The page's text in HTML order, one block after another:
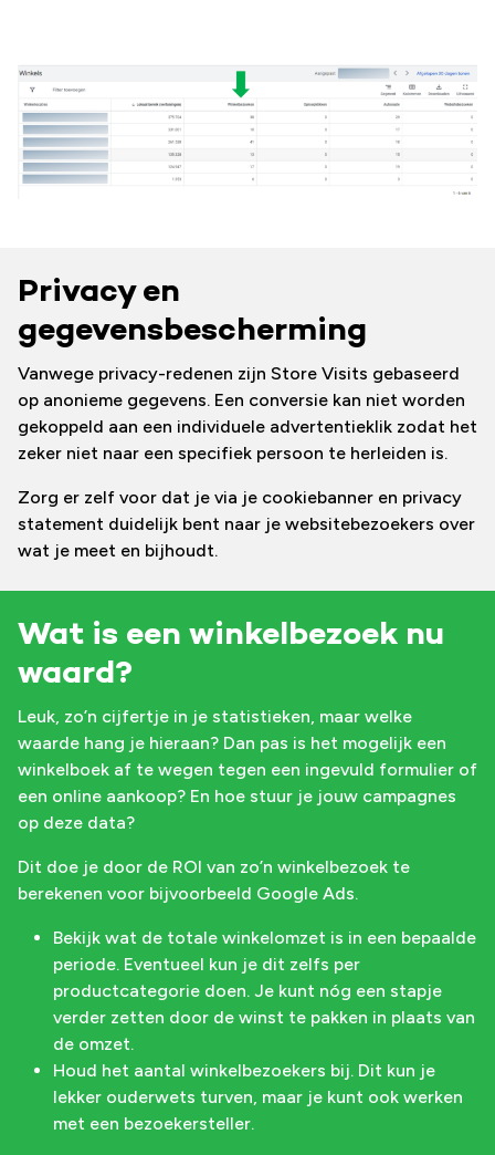
Privacy en
gegevensbescherming
Vanwege privacy-redenen zijn Store Visits gebaseerd
op anonieme gegevens. Een conversie kan niet worden
gekoppeld aan een individuele advertentieklik zodat het
zeker niet naar een specifiek persoon te herleiden is.
Zorg er zelf voor dat je via je cookiebanner en privacy
statement duidelijk bent naar je websitebezoekers over
wat je meet en bijhoudt.
Wat is een winkelbezoek nu
waard?
Leuk, zo’n cijfertje in je statistieken, maar welke
waarde hang je hieraan? Dan pas is het mogelijk een
winkelboek af te wegen tegen een ingevuld formulier of
een online aankoop? En hoe stuur je jouw campagnes
op deze data?
Dit doe je door de ROI van zo’n winkelbezoek te
berekenen voor bijvoorbeeld Google Ads.
Bekijk wat de totale winkelomzet is in een bepaalde
periode. Eventueel kun je dit zelfs per
productcategorie doen. Je kunt nóg een stapje
verder zetten door de winst te pakken in plaats van
de omzet.
Houd het aantal winkelbezoekers bij. Dit kun je
lekker ouderwets turven, maar je kunt ook werken
met een bezoekersteller.